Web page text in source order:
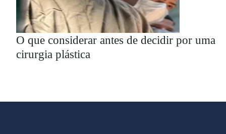
O que considerar antes de decidir por uma
cirurgia plástica